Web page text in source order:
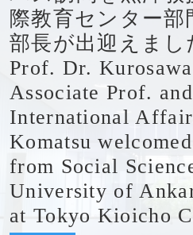
際教育センター部
部長が出迎えまし
Prof. Dr.
Associate Prof.
International
Komatsu
from Social
University of
at Tokyo Kioicho